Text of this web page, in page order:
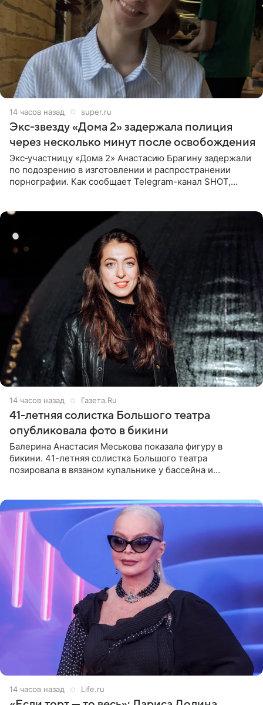
14 часов назад super.ru
Экс‑звезду «Дома 2» задержала полиция
через несколько минут после освобождения
Экс‑участницу «Дома 2» Анастасию Брагину задержали
по подозрению в изготовлении и распространении
порнографии. Как сообщает Telegram-канал SHOT,
14 часов назад Газета.Ru
41-летняя солистка Большого театра
опубликовала фото в бикини
Балерина Анастасия Меськова показала фигуру в
бикини. 41-летняя солистка Большого театра
позировала в вязаном купальнике у бассейна и
14 часов назад Life.ru